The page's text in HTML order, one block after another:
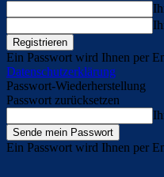
Ein Passwort wird Ihnen per
Datenschutzerklärung
Passwort-Wiederherstellung
Passwort zurücksetzen
Ein Passwort wird Ihnen per